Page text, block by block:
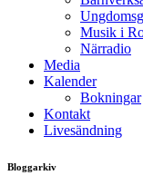
Musik i
Närradio
Media
Kalender
Bokningar
Kontakt
Livesändning
Bloggarkiv